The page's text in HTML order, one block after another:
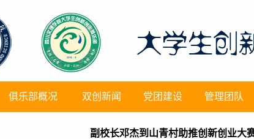
俱乐部概况 双创新闻 党团建设 管理团队
副校长邓杰到山青村助推创新创业大